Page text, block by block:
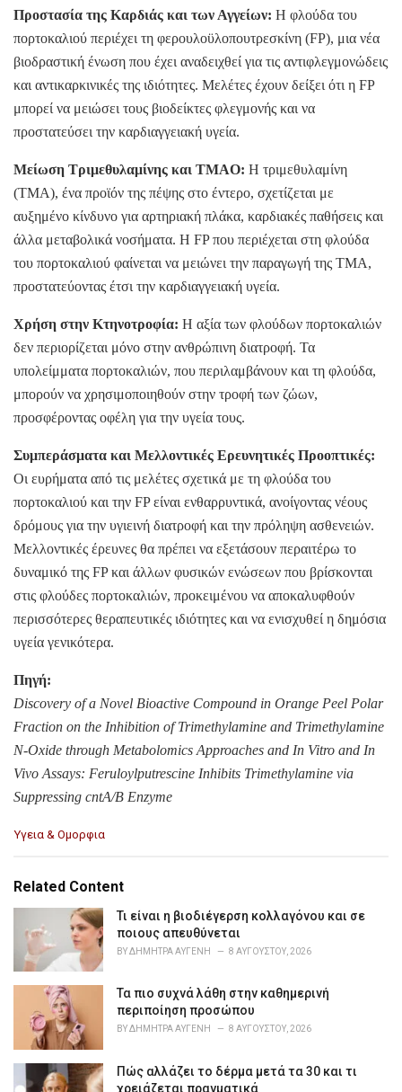
Προστασία της Καρδιάς και των Αγγείων: Η φλούδα του
πορτοκαλιού περιέχει τη φερουλοϋλοπουτρεσκίνη (FP), μια νέα
βιοδραστική ένωση που έχει αναδειχθεί για τις αντιφλεγμονώδεις
και αντικαρκινικές της ιδιότητες. Μελέτες έχουν δείξει ότι η FP
μπορεί να μειώσει τους βιοδείκτες φλεγμονής και να
προστατεύσει την καρδιαγγειακή υγεία.
Μείωση Τριμεθυλαμίνης και TMAO: Η τριμεθυλαμίνη
(TMA), ένα προϊόν της πέψης στο έντερο, σχετίζεται με
αυξημένο κίνδυνο για αρτηριακή πλάκα, καρδιακές παθήσεις και
άλλα μεταβολικά νοσήματα. Η FP που περιέχεται στη φλούδα
του πορτοκαλιού φαίνεται να μειώνει την παραγωγή της TMA,
προστατεύοντας έτσι την καρδιαγγειακή υγεία.
Χρήση στην Κτηνοτροφία: Η αξία των φλούδων πορτοκαλιών
δεν περιορίζεται μόνο στην ανθρώπινη διατροφή. Τα
υπολείμματα πορτοκαλιών, που περιλαμβάνουν και τη φλούδα,
μπορούν να χρησιμοποιηθούν στην τροφή των ζώων,
προσφέροντας οφέλη για την υγεία τους.
Συμπεράσματα και Μελλοντικές Ερευνητικές Προοπτικές:
Οι ευρήματα από τις μελέτες σχετικά με τη φλούδα του
πορτοκαλιού και την FP είναι ενθαρρυντικά, ανοίγοντας νέους
δρόμους για την υγιεινή διατροφή και την πρόληψη ασθενειών.
Μελλοντικές έρευνες θα πρέπει να εξετάσουν περαιτέρω το
δυναμικό της FP και άλλων φυσικών ενώσεων που βρίσκονται
στις φλούδες πορτοκαλιών, προκειμένου να αποκαλυφθούν
περισσότερες θεραπευτικές ιδιότητες και να ενισχυθεί η δημόσια
υγεία γενικότερα.
Πηγή:
Discovery of a Novel Bioactive Compound in Orange Peel Polar
Fraction on the Inhibition of Trimethylamine and Trimethylamine
N-Oxide through Metabolomics Approaches and In Vitro and In
Vivo Assays: Feruloylputrescine Inhibits Trimethylamine via
Suppressing cntA/B Enzyme
C
e
Υγεια & Ομορφια
Related Content
Τι είναι η βιοδιέγερση κολλαγόνου και σε
ποιους απευθύνεται
BYΔΉΜΗΤΡΑ ΑΥΓΈΝΗ 8 ΑΥΓΟΎΣΤΟΥ, 2026
Τα πιο συχνά λάθη στην καθημερινή
περιποίηση προσώπου
BYΔΉΜΗΤΡΑ ΑΥΓΈΝΗ 8 ΑΥΓΟΎΣΤΟΥ, 2026
Πώς αλλάζει το δέρμα μετά τα 30 και τι
χρειάζεται πραγματικά